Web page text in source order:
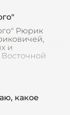
Рюрик
и
какое